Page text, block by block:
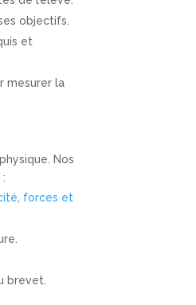
objectifs.
et
mesurer la
Nos
, forces et
brevet.